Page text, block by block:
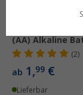
(AA) Alkaline
(2)
ab 1,99 €
Lieferbar